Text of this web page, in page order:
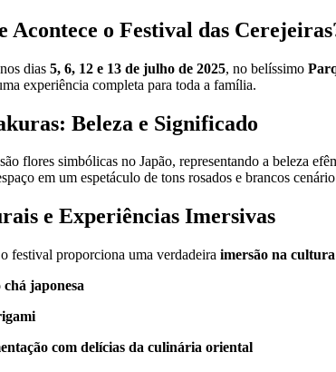
Acontece o Festival das
dias 5, 6, 12 e 13 de julho de 2025, no belíssimo
experiência completa para toda a família.
Beleza e Significado
são flores simbólicas no Japão, representando a beleza
em um espetáculo de tons rosados e brancos
e Experiências Imersivas
festival proporciona uma verdadeira imersão na
japonesa
com delícias da culinária oriental